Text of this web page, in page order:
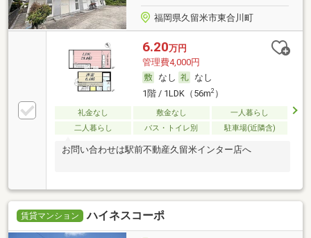
福岡県久留米市東合川町
6.20万円
管理費4,000円
なし
なし
1階 / 1LDK（56m2）
礼金なし 敷金なし
一人暮らし
二人暮らし
バス・トイレ別 駐車場(近隣含)
お問い合わせは駅前不動産久留米インター店へ
賃貸マンション ハイネスコーポ